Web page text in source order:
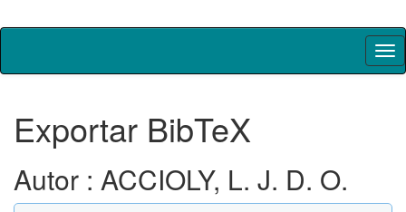
Skip
Exportar BibTeX
Autor : ACCIOLY, L. J. D. O.